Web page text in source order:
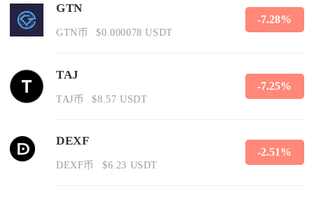
GTN
GTN币 $0.000078 USDT
-7.28%
TAJ
TAJ币 $8.57 USDT
-7.25%
DEXF
DEXF币 $6.23 USDT
-2.51%